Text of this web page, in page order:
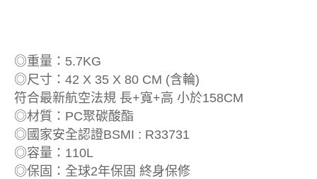
◎重量：5.7KG
◎尺寸：42 X 35 X 80 CM (含輪)
符合最新航空法規 長+寬+高 小於158CM
◎材質：PC聚碳酸酯
◎國家安全認證BSMI : R33731
◎容量：110L
◎保固：全球2年保固 終身保修